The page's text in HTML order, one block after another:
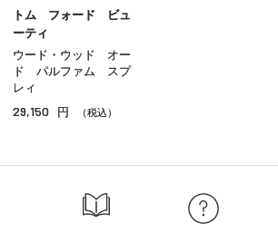
トム フォード ビュ
ーティ
ウード・ウッド オー
ド パルファム スプ
レィ
29,150 円 （税込）